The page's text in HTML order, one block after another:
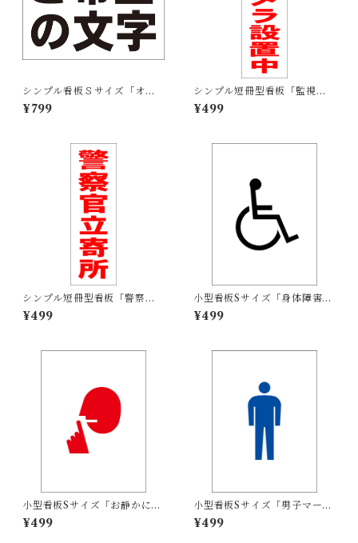
シンプル看板Ｓサイズ「オー
ダー物横型（黒字のみ）」屋
外可 ご希望の文字お入れしま
¥799
シンプル短冊型看板「監視カ
メラ設置中（赤）」【防犯・
防災】屋外可
¥499
シンプル短冊型看板「警察官
立寄所（赤）」【防犯・防
災】屋外可
¥499
小型看板Sサイズ「身体障害者
マーク（黒）」 屋外可【その
他・マーク】
¥499
小型看板Sサイズ「お静かにマ
ーク（赤）」 屋外可【その
他・マーク】
¥499
小型看板Sサイズ「男子マーク
（青）」 屋外可【その他・マ
ーク】
¥499